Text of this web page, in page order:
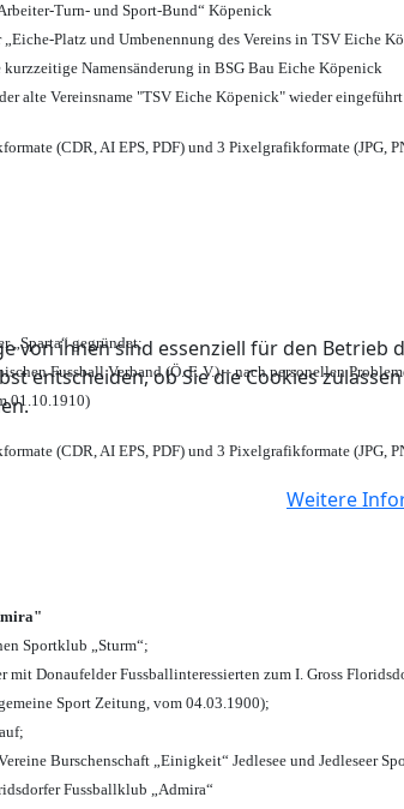
von ihnen sind essenziell für den
entscheiden, ob Sie die Cookies
Weitere
Turn- und Sport-Bund“ Köpenick
Platz und Umbenennung des Vereins in TSV Eiche
kurzzeitige Namensänderung in BSG Bau Eiche Köpenick
alte Vereinsname "TSV Eiche Köpenick" wieder eingeführt
(CDR, AI EPS, PDF) und 3 Pixelgrafikformate (JPG,
„Sparta“ gegründet;
Fussball Verband (Ö. F. V.) – nach personellen
01.10.1910)
(CDR, AI EPS, PDF) und 3 Pixelgrafikformate (JPG,
Sportklub „Sturm“;
mit Donaufelder Fussballinteressierten zum I. Gross
Sport Zeitung, vom 04.03.1900);
Burschenschaft „Einigkeit“ Jedlesee und Jedleseer
Fussballklub „Admira“